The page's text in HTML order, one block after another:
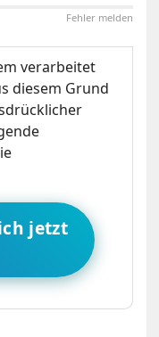
Fehler melden
verarbeitet
diesem Grund
jetzt